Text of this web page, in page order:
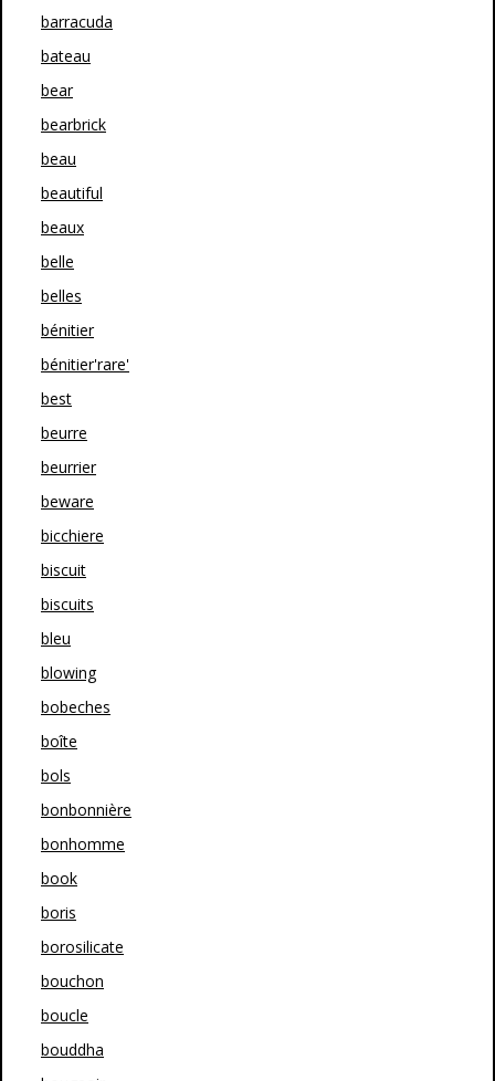
barracuda
bateau
bear
bearbrick
beau
beautiful
beaux
belle
belles
bénitier
bénitier'rare'
best
beurre
beurrier
beware
bicchiere
biscuit
biscuits
bleu
blowing
bobeches
boîte
bols
bonbonnière
bonhomme
book
boris
borosilicate
bouchon
boucle
bouddha